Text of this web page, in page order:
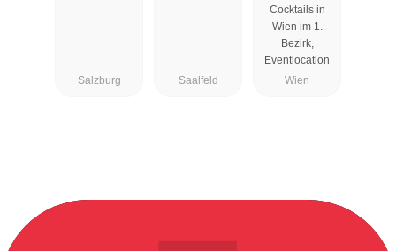
Salzburg Saalfeld
Cocktails in
Wien im 1.
Bezirk,
Eventlocation
Wien